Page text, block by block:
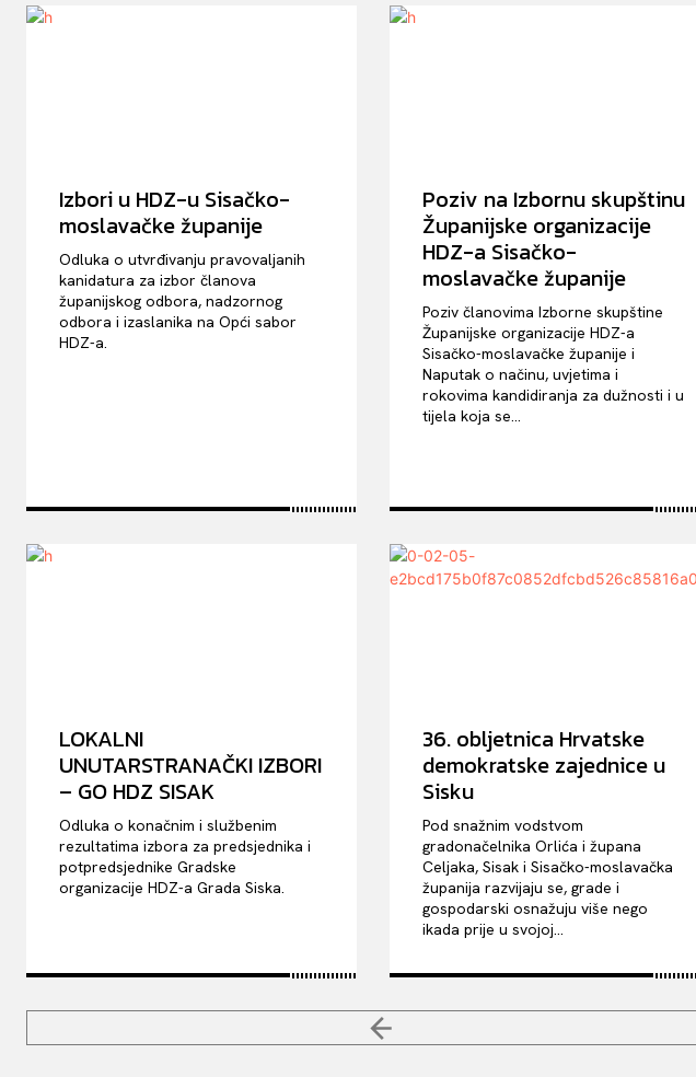
Izbori u HDZ-u Sisačko-
moslavačke županije
Odluka o utvrđivanju pravovaljanih
kanidatura za izbor članova
županijskog odbora, nadzornog
odbora i izaslanika na Opći sabor
Poziv na Izbornu skupštinu
Županijske organizacije
HDZ-a Sisačko-
moslavačke županije
Poziv članovima Izborne skupštine
Županijske organizacije HDZ-a
Sisačko-moslavačke županije i
Naputak o načinu, uvjetima i
rokovima kandidiranja za dužnosti i u
tijela koja se...
LOKALNI
UNUTARSTRANAČKI IZBORI
– GO HDZ SISAK
Odluka o konačnim i službenim
rezultatima izbora za predsjednika i
potpredsjednike Gradske
36. obljetnica Hrvatske
demokratske zajednice u
Sisku
Pod snažnim vodstvom
gradonačelnika Orlića i župana
Celjaka, Sisak i Sisačko-moslavačka
županija razvijaju se, grade i
gospodarski osnažuju više nego
ikada prije u svojoj...